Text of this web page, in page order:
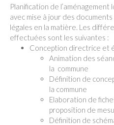
Planification de
avec mise à jour des
légales en la matière. Les
effectuées sont les suivantes :
Conception directrice et
Animation des
la commune
Définition de
la commune
Elaboration de
proposition de
Définition de